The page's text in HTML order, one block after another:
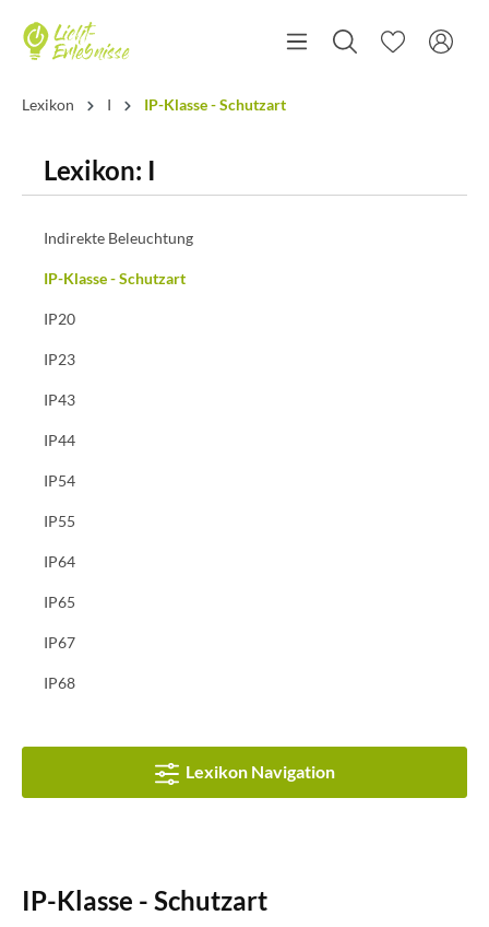
Lexikon I IP-Klasse - Schutzart
Lexikon: I
Indirekte Beleuchtung
IP-Klasse - Schutzart
IP20
IP23
IP43
IP44
IP54
IP55
IP64
IP65
IP67
IP68
Lexikon Navigation
IP-Klasse - Schutzart